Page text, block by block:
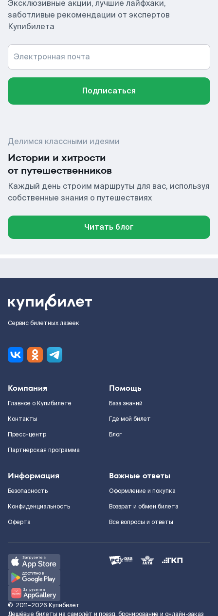
Эксклюзивные акции, лучшие лайфхаки,
заботливые рекомендации от экспертов
Купибилета
Электронная почта
Подписаться
Делимся классными идеями
Истории и хитрости
от путешественников
Каждый день строим маршруты для вас, используя
собственные знания о путешествиях
Читать блог
Сервис билетных лазеек
Компания
Главное о Купибилете
Контакты
Пресс-центр
Партнерская программа
Помощь
База знаний
Где мой билет
Блог
Информация
Безопасность
Конфиденциальность
Оферта
Важные ответы
Оформление и покупка
Возврат и обмен билета
Все вопросы и ответы
© 2011–2026 Купибилет
Дешёвые билеты на самолёт и поезд, бронирование и онлайн-заказ